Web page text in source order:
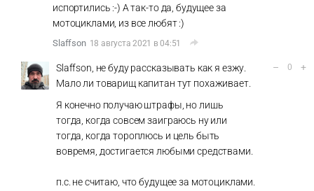
испортились :-) А так-то да, будущее за
мотоциклами, из все любят :)
Slaffson 18 августа 2021 в 04:51
Slaffson, не буду рассказывать как я езжу.
Мало ли товарищ капитан тут похаживает.
Я конечно получаю штрафы, но лишь
тогда, когда совсем заиграюсь ну или
тогда, когда тороплюсь и цель быть
вовремя, достигается любыми средствами.
п.с. не считаю, что будущее за мотоциклами.
– 0 +